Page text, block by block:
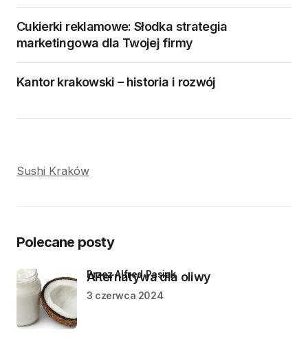
Cukierki reklamowe: Słodka strategia
marketingowa dla Twojej firmy
Kantor krakowski – historia i rozwój
Sushi Kraków
Polecane posty
Alternatywa dla oliwy
przez Alfred Pasiak
3 czerwca 2024